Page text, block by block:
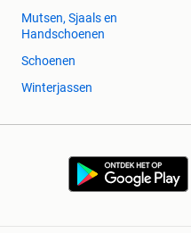
Mutsen, Sjaals en
Handschoenen
Schoenen
Winterjassen